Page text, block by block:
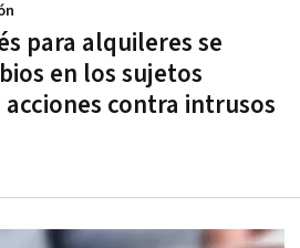
para alquileres se
en los sujetos
contra intrusos